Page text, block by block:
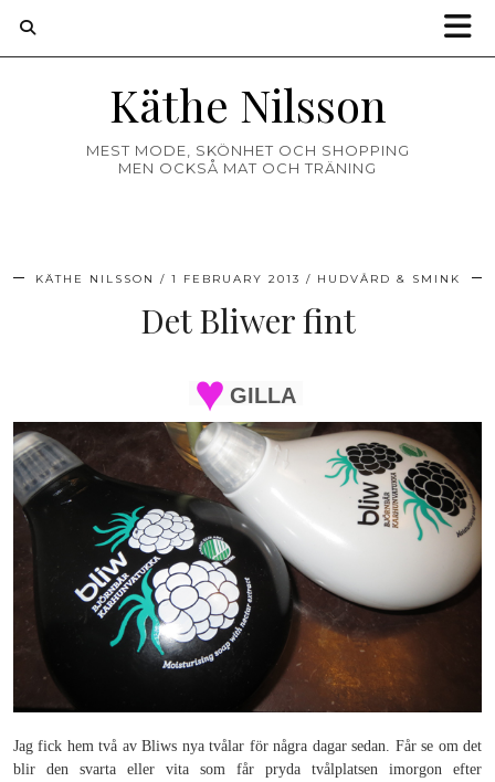
Käthe Nilsson
MEST MODE, SKÖNHET OCH SHOPPING
MEN OCKSÅ MAT OCH TRÄNING
KÄTHE NILSSON 1 FEBRUARY 2013 HUDVÅRD & SMINK
Det Bliwer fint
GILLA
Jag fick hem två av Bliws nya tvålar för några dagar sedan. Får se om det
blir den svarta eller vita som får pryda tvålplatsen imorgon efter